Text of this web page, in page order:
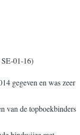
01-16)
gegeven en was zeer
van de topboekbinders